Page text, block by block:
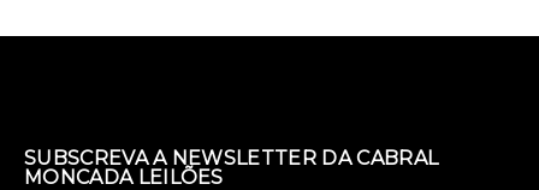
SUBSCREVA A NEWSLETTER DA CABRAL
MONCADA LEILÕES